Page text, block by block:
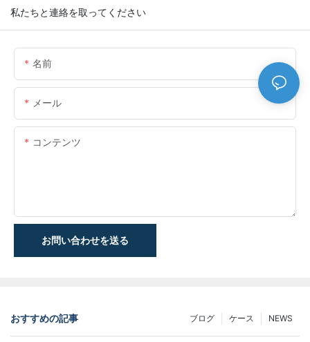
私たちと連絡を取ってください
名前
メール
コンテンツ
お問い合わせを送る
おすすめの記事 NEWS
ケース
ブログ